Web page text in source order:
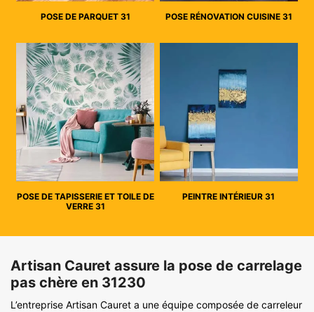
POSE DE PARQUET 31 POSE RÉNOVATION CUISINE 31
POSE DE TAPISSERIE ET TOILE DE
VERRE 31
PEINTRE INTÉRIEUR 31
Artisan Cauret assure la pose de carrelage
pas chère en 31230
L’entreprise Artisan Cauret a une équipe composée de carreleur